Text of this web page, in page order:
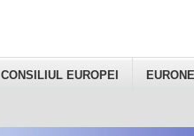
CONSILIUL EUROPEI